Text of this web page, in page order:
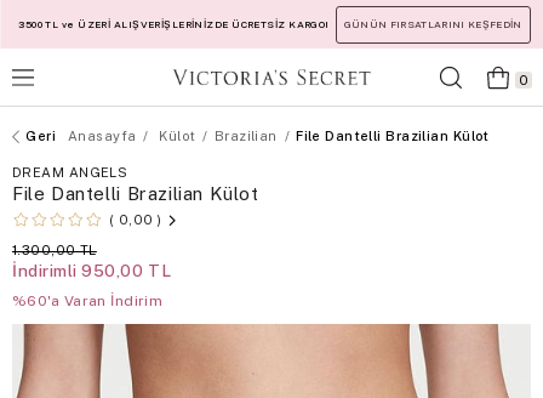
3500 TL ve ÜZERİ ALIŞVERİŞLERİNİZDE ÜCRETSİZ KARGO! GÜNÜN FIRSATLARINI KEŞFEDİN
0
Anasayfa Külot Brazilian File Dantelli Brazilian Külot
DREAM ANGELS
File Dantelli Brazilian Külot
0,00
1.300,00 TL
İndirimli 950,00 TL
%60'a Varan İndirim